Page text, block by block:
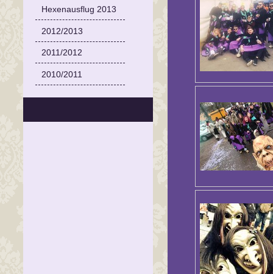
Hexenausflug 2013
2012/2013
2011/2012
2010/2011